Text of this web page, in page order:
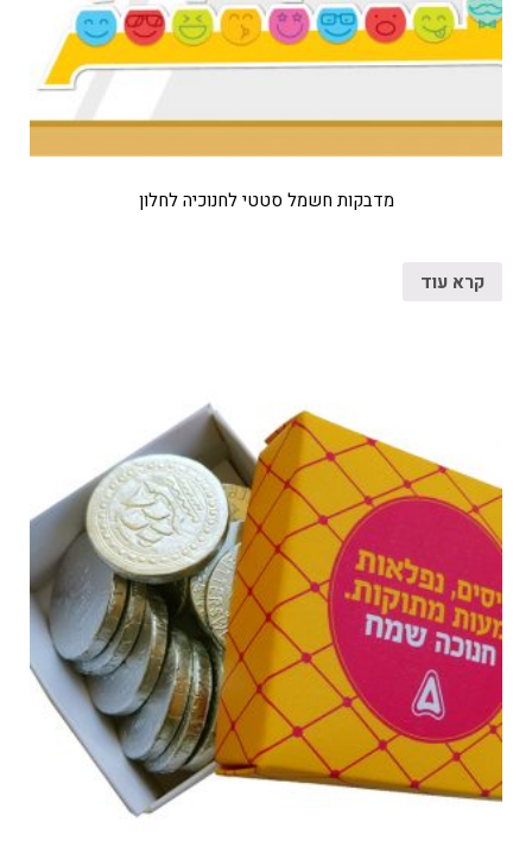
מדבקות חשמל סטטי לחנוכיה לחלון
קרא עוד